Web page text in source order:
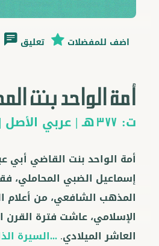
تعليق اضف للمفضلات
أمة الواحد بنت
ت: 377هـ | عربي الأصل |
أمة الواحد بنت القاضي أبي
إسماعيل الضبي المحاملي،
المذهب الشافعي، من أعلام
الإسلامي، عاشت فترة القرن
العاشر الميلادي....السيرة